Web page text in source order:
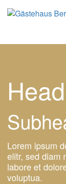
Lorem ipsum
elitr, sed diam
labore et
voluptua.